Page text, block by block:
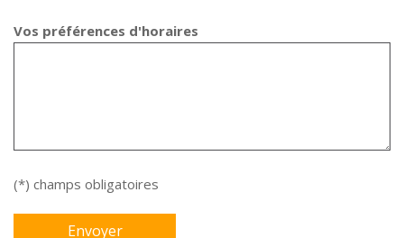
Vos préférences d'horaires
(*) champs obligatoires